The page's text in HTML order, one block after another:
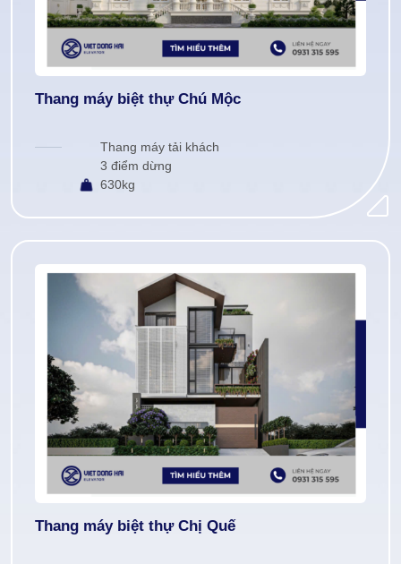
Thang máy biệt thự Chú Mộc
Thang máy tải khách
3 điểm dừng
630kg
Thang máy biệt thự Chị Quế